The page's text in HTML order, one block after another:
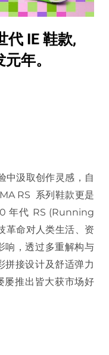
代 IE 鞋款,
年。
中汲取创作灵感，自
RS 系列鞋款更是
年代 RS (Running
革命对人类生活、资
响，透过多重解构与
拼接设计及舒适弹力
屡推出皆大获市场好